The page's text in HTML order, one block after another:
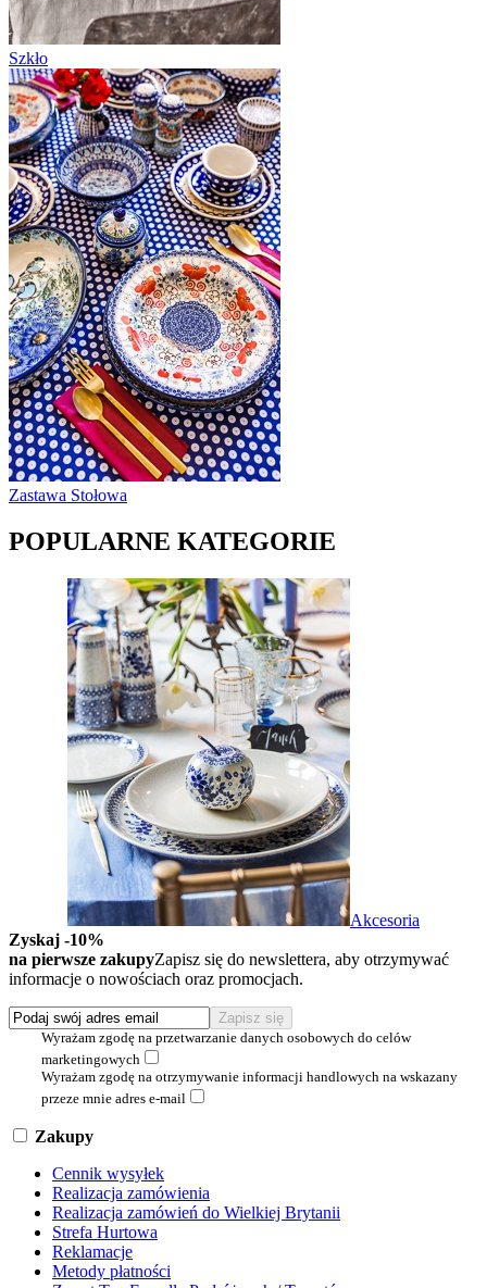
Szkło
Zastawa Stołowa
POPULARNE KATEGORIE
Akcesoria
Zyskaj -10%
na pierwsze zakupyZapisz się do newslettera, aby otrzymywać
informacje o nowościach oraz promocjach.
Wyrażam zgodę na przetwarzanie danych osobowych do celów
marketingowych
Wyrażam zgodę na otrzymywanie informacji handlowych na wskazany
przeze mnie adres e-mail
Zakupy
Cennik wysyłek
Realizacja zamówienia
Realizacja zamówień do Wielkiej Brytanii
Strefa Hurtowa
Reklamacje
Metody płatności